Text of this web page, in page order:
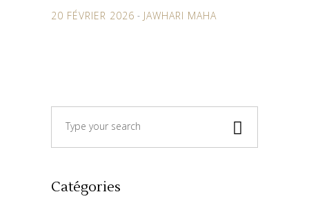
20 FÉVRIER 2026 JAWHARI MAHA
Catégories